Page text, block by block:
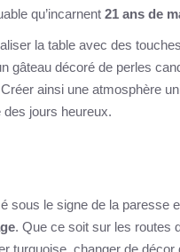
qu’incarnent 21 ans de
la table avec des
gâteau décoré de perles
ainsi une atmosphère
jours heureux.
sous le signe de la paresse
. Que ce soit sur les routes
turquoise, changer de